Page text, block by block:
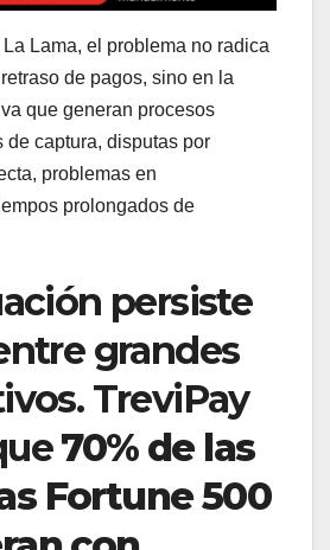
Lama, el problema no radica
de pagos, sino en la
que generan procesos
de captura, disputas por
problemas en
prolongados de
persiste
grandes
TreviPay
70% de las
Fortune 500